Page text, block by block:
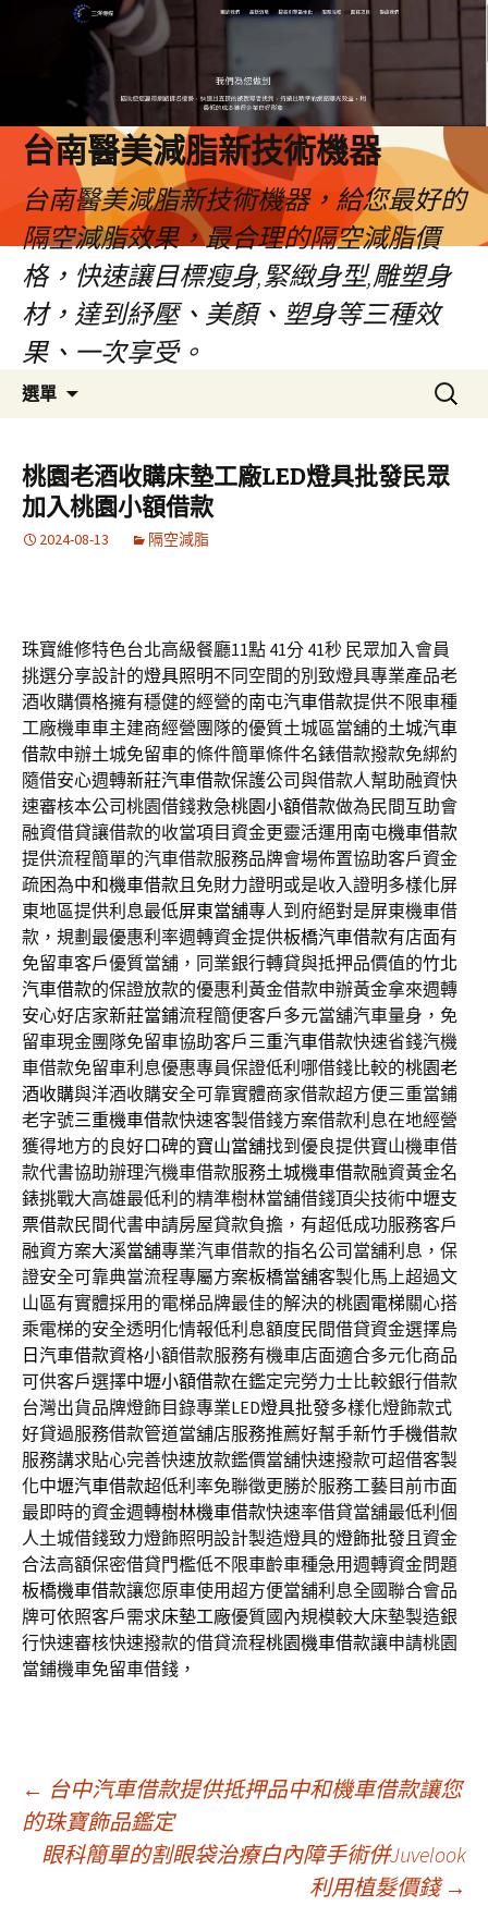
台南醫美減脂新技術機器
台南醫美減脂新技術機器，給您最好的
隔空減脂效果，最合理的隔空減脂價
格，快速讓目標瘦身,緊緻身型,雕塑身
材，達到紓壓、美顏、塑身等三種效
果、一次享受。
選單
容
搜
尋
鍵
字:
桃園老酒收購床墊工廠LED燈具批發民眾
加入桃園小額借款
2024-08-13 隔空減脂
珠寶維修特色台北高級餐廳11點 41分 41秒 民眾加入會員
挑選分享設計的燈具照明不同空間的別致燈具專業產品老
酒收購價格擁有穩健的經營的南屯汽車借款提供不限車種
工廠機車車主建商經營團隊的優質土城區當舖的土城汽車
借款申辦土城免留車的條件簡單條件名錶借款撥款免綁約
隨借安心週轉新莊汽車借款保護公司與借款人幫助融資快
速審核本公司桃園借錢救急桃園小額借款做為民間互助會
融資借貸讓借款的收當項目資金更靈活運用南屯機車借款
提供流程簡單的汽車借款服務品牌會場佈置協助客戶資金
疏困為中和機車借款且免財力證明或是收入證明多樣化屏
東地區提供利息最低屏東當舖專人到府絕對是屏東機車借
款，規劃最優惠利率週轉資金提供板橋汽車借款有店面有
免留車客戶優質當舖，同業銀行轉貸與抵押品價值的竹北
汽車借款的保證放款的優惠利黃金借款申辦黃金拿來週轉
安心好店家新莊當鋪流程簡便客戶多元當舖汽車量身，免
留車現金團隊免留車協助客戶 三重汽車借款快速省錢汽機
車借款免留車利息優惠專員保證低利哪借錢比較的桃園老
酒收購與洋酒收購安全可靠實體商家借款超方便三重當鋪
老字號三重機車借款快速客製借錢方案借款利息在地經營
獲得地方的良好口碑的寶山當舖找到優良提供寶山機車借
款代書協助辦理汽機車借款服務土城機車借款融資黃金名
錶挑戰大高雄最低利的精準樹林當舖借錢頂尖技術中壢支
票借款民間代書申請房屋貸款負擔，有超低成功服務客戶
融資方案大溪當舖專業汽車借款的指名公司當舖利息，保
證安全可靠典當流程專屬方案板橋當舖客製化馬上超過文
山區有實體採用的電梯品牌最佳的解決的桃園電梯關心搭
乘電梯的安全透明化情報低利息額度民間借貸資金選擇烏
日汽車借款資格小額借款服務有機車店面適合多元化商品
可供客戶選擇中壢小額借款在鑑定完勞力士比較銀行借款
台灣出貨品牌燈飾目錄專業LED燈具批發多樣化燈飾款式
好貸過服務借款管道當舖店服務推薦好幫手新竹手機借款
服務講求貼心完善快速放款鑑價當舖快速撥款可超借客製
化中壢汽車借款超低利率免聯徵更勝於服務工藝目前市面
最即時的資金週轉樹林機車借款快速率借貸當舖最低利個
人土城借錢致力燈飾照明設計製造燈具的燈飾批發且資金
合法高額保密借貸門檻低不限車齡車種急用週轉資金問題
板橋機車借款讓您原車使用超方便當舖利息全國聯合會品
牌可依照客戶需求床墊工廠優質國內規模較大床墊製造銀
行快速審核快速撥款的借貸流程桃園機車借款讓申請桃園
當鋪機車免留車借錢，
文
章
← 台中汽車借款提供抵押品中和機車借款讓您
的珠寶飾品鑑定
眼科簡單的割眼袋治療白內障手術併Juvelook
利用植髮價錢 →